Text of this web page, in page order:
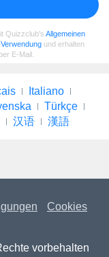
Quizzclub's Allgemeinen
und erhalten
E-Mail.
Italiano
Türkçe
汉语 漢語
Cookies
vorbehalten